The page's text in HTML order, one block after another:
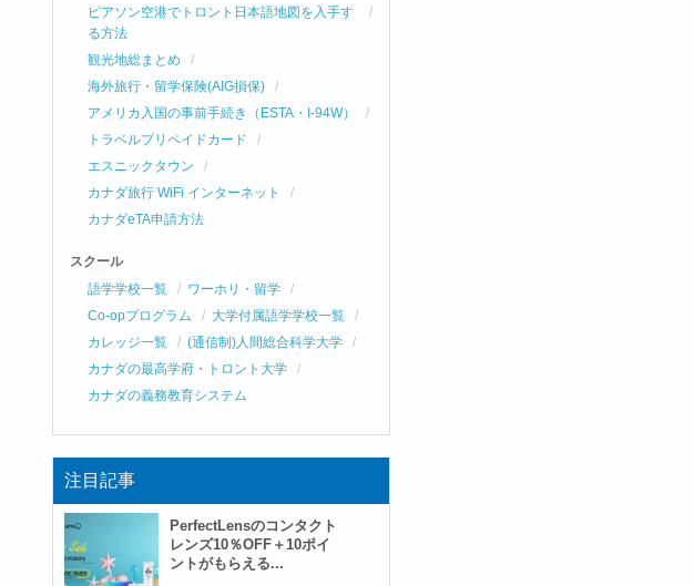
ピアソン空港でトロント日本語地図を入手す
る方法
観光地総まとめ
海外旅行・留学保険(AIG損保)
アメリカ入国の事前手続き（ESTA・I-94W）
トラベルプリペイドカード
エスニックタウン
カナダ旅行 WiFi インターネット
カナダeTA申請方法
スクール
語学学校一覧
ワーホリ・留学
Co-opプログラム
大学付属語学学校一覧
カレッジ一覧
(通信制)人間総合科学大学
カナダの最高学府・トロント大学
カナダの義務教育システム
注目記事
PerfectLensのコンタクト
レンズ10％OFF＋10ポイ
ントがもらえる...